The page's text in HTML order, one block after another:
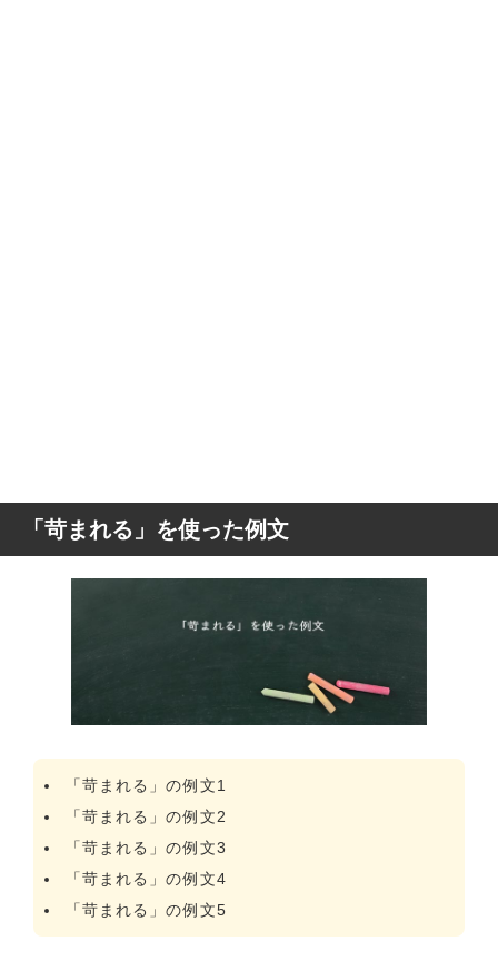
「苛まれる」を使った例文
「苛まれる」の例文1
「苛まれる」の例文2
「苛まれる」の例文3
「苛まれる」の例文4
「苛まれる」の例文5